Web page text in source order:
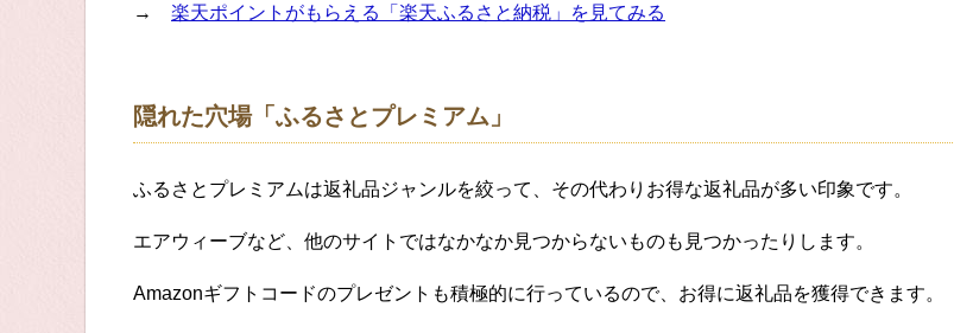
→ 楽天ポイントがもらえる「楽天ふるさと納税」を見てみる
隠れた穴場「ふるさとプレミアム」
ふるさとプレミアムは返礼品ジャンルを絞って、その代わりお得な返礼品が多い印象です。
エアウィーブなど、他のサイトではなかなか見つからないものも見つかったりします。
Amazonギフトコードのプレゼントも積極的に行っているので、お得に返礼品を獲得できます。